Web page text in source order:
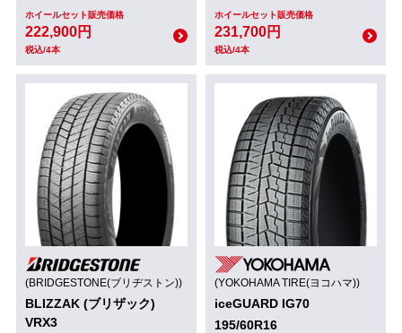
ホイールセット販売価格
222,900円
税込/4本
ホイールセット販売価格
231,700円
税込/4本
(BRIDGESTONE(ブリヂストン))
BLIZZAK (ブリザック)
VRX3
(YOKOHAMA TIRE(ヨコハマ))
iceGUARD IG70
195/60R16